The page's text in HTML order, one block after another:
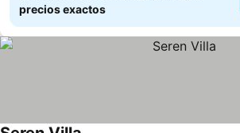
precios exactos